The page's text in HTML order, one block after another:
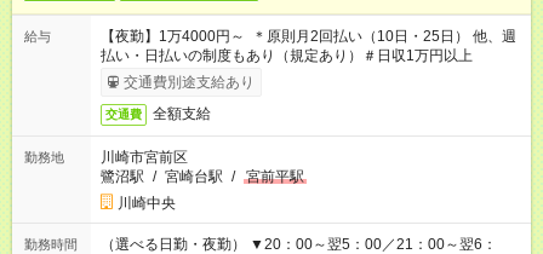
給与
【夜勤】1万4000円～ ＊原則月2回払い（10日・25日） 他、週
払い・日払いの制度もあり（規定あり）＃日収1万円以上
交通費別途支給あり
交通費 全額支給
勤務地
川崎市宮前区
鷺沼駅 / 宮崎台駅 / 宮前平駅
川崎中央
勤務時間
（選べる日勤・夜勤） ▼20：00～翌5：00／21：00～翌6：